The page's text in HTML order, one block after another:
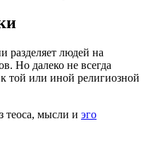
разделяет людей на
Но далеко не всегда
той или иной религиозной
теоса, мысли и эго